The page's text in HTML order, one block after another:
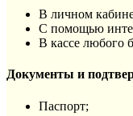
В личном
С помощью
В кассе любого
Документы и
Паспорт;